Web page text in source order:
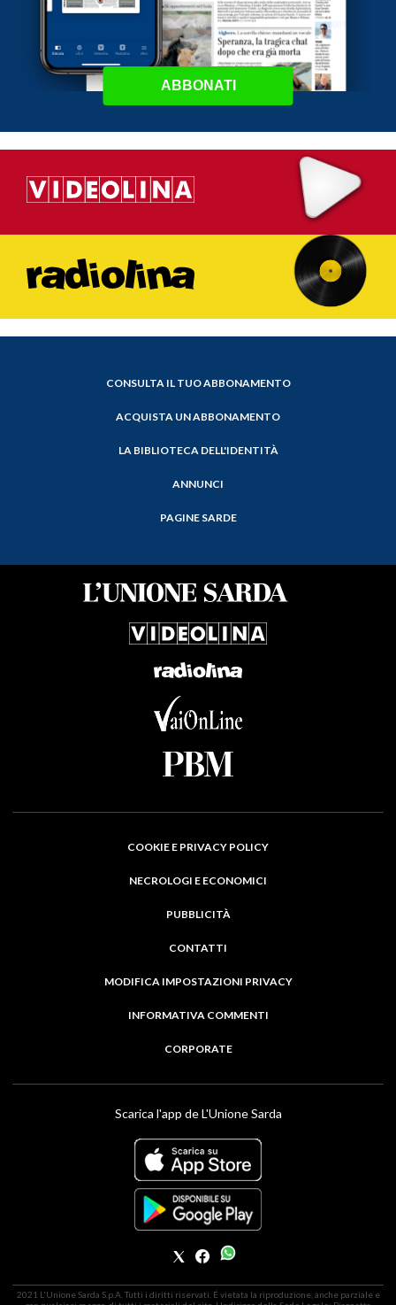
ABBONATI
CONSULTA IL TUO ABBONAMENTO
ACQUISTA UN ABBONAMENTO
LA BIBLIOTECA DELL'IDENTITÀ
ANNUNCI
PAGINE SARDE
COOKIE E PRIVACY POLICY
NECROLOGI E ECONOMICI
PUBBLICITÀ
CONTATTI
MODIFICA IMPOSTAZIONI PRIVACY
INFORMATIVA COMMENTI
CORPORATE
Scarica l'app de L'Unione Sarda
2021 L'Unione Sarda S.p.A. Tutti i diritti riservati. É vietata la riproduzione, anche parziale e